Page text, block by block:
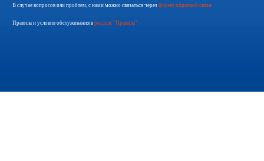
В случае вопросов или проблем, с нами можно связаться через форму обратной связи
Правила и условия обслуживания в разделе "Правила"